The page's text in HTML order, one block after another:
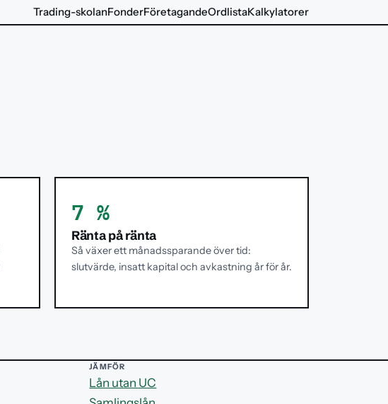
Trading-skolanFonderFöretagandeOrdlistaKalkylatorer
7 %
Ränta på ränta
Så växer ett månadssparande över tid:
slutvärde, insatt kapital och avkastning år för år.
JÄMFÖR
Lån utan UC